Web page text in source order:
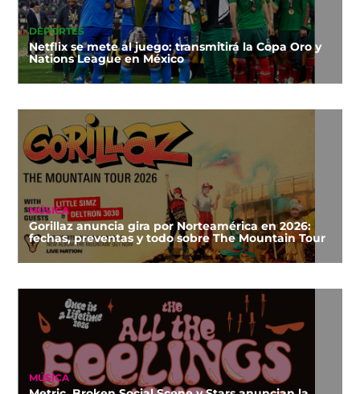
DEPORTES
Netflix se mete al juego: transmitirá la Copa Oro y
Nations League en México
MÚSICA
Gorillaz anuncia gira por Norteamérica en 2026:
fechas, preventas y todo sobre The Mountain Tour
MÚSICA